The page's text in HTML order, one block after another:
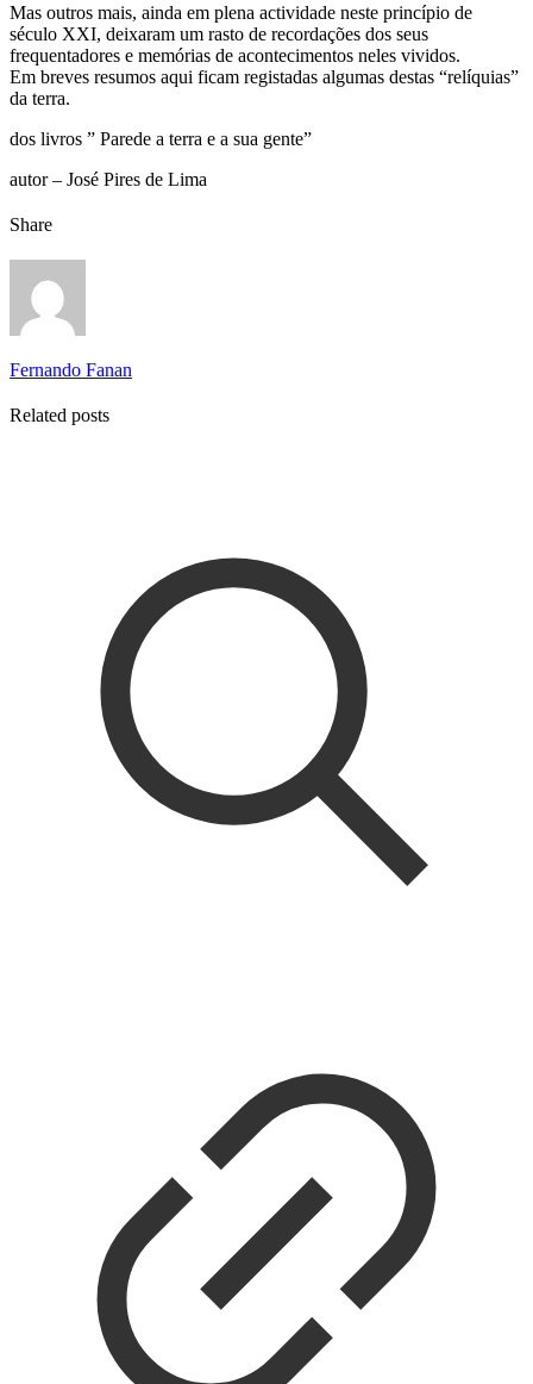
Mas outros mais, ainda em plena actividade neste princípio de
século XXI, deixaram um rasto de recordações dos seus
frequentadores e memórias de acontecimentos neles vividos.
Em breves resumos aqui ficam registadas algumas destas “relíquias”
da terra.
dos livros ” Parede a terra e a sua gente”
autor – José Pires de Lima
Share
Fernando Fanan
Related posts